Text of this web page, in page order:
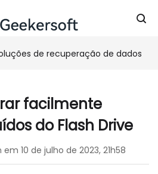
de recuperação de dados
facilmente
do Flash Drive
10 de julho de 2023, 21h58